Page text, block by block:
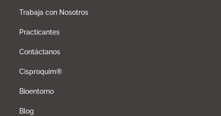
Trabaja con Nosotros
Practicantes
Contáctanos
Cisproquim®
Bioentorno
Blog